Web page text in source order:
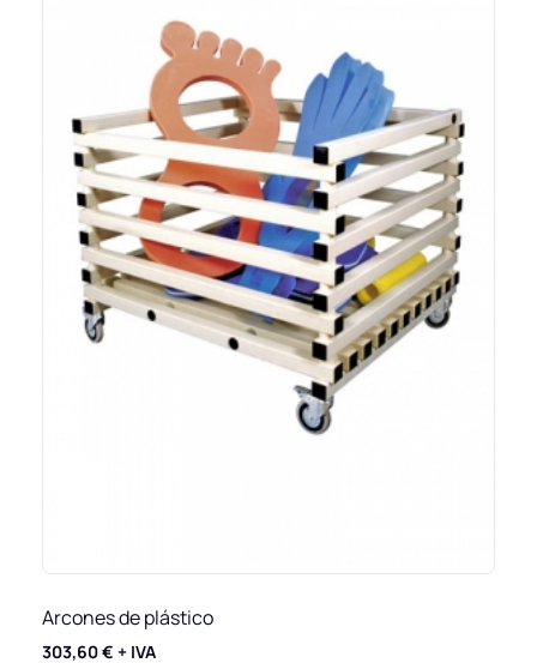
Arcones de plástico
303,60€ + IVA